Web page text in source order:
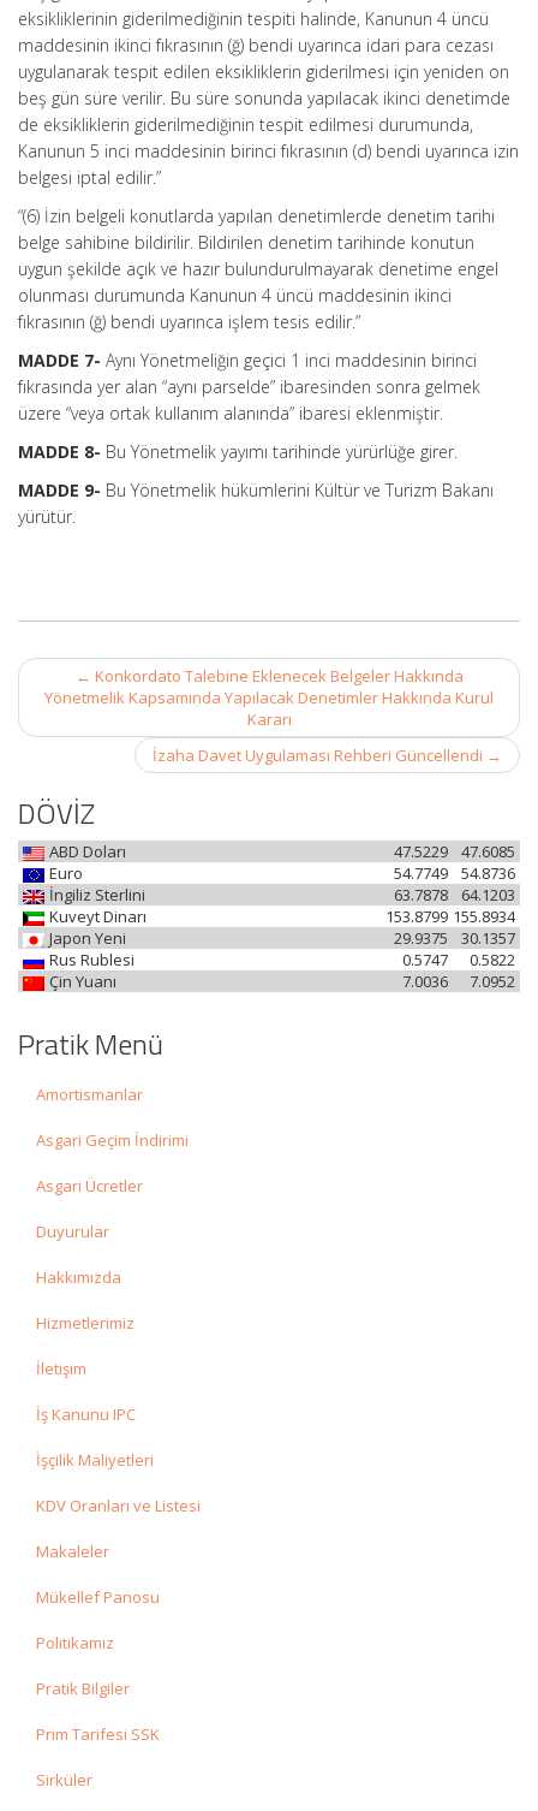
eksikliklerinin giderilmediğinin tespiti halinde, Kanunun 4 üncü
maddesinin ikinci fıkrasının (ğ) bendi uyarınca idari para cezası
uygulanarak tespit edilen eksikliklerin giderilmesi için yeniden on
beş gün süre verilir. Bu süre sonunda yapılacak ikinci denetimde
de eksikliklerin giderilmediğinin tespit edilmesi durumunda,
Kanunun 5 inci maddesinin birinci fıkrasının (d) bendi uyarınca izin
belgesi iptal edilir.”
“(6) İzin belgeli konutlarda yapılan denetimlerde denetim tarihi
belge sahibine bildirilir. Bildirilen denetim tarihinde konutun
uygun şekilde açık ve hazır bulundurulmayarak denetime engel
olunması durumunda Kanunun 4 üncü maddesinin ikinci
fıkrasının (ğ) bendi uyarınca işlem tesis edilir.”
MADDE 7- Aynı Yönetmeliğin geçici 1 inci maddesinin birinci
fıkrasında yer alan “aynı parselde” ibaresinden sonra gelmek
üzere “veya ortak kullanım alanında” ibaresi eklenmiştir.
MADDE 8- Bu Yönetmelik yayımı tarihinde yürürlüğe girer.
MADDE 9- Bu Yönetmelik hükümlerini Kültür ve Turizm Bakanı
yürütür.
Post
navigation
← Konkordato Talebine Eklenecek Belgeler Hakkında
Yönetmelik Kapsamında Yapılacak Denetimler Hakkında Kurul
Kararı
İzaha Davet Uygulaması Rehberi Güncellendi →
DÖVİZ
ABD Doları 47.6085
47.5229
Euro
54.8736
54.7749
İngiliz Sterlini
64.1203
63.7878
Kuveyt Dinarı
155.8934
153.8799
Japon Yeni
30.1357
29.9375
Rus Rublesi
0.5822
0.5747
Çin Yuanı
7.0952
7.0036
Pratik Menü
Amortismanlar
Asgari Geçim İndirimi
Asgari Ücretler
Duyurular
Hakkımızda
Hizmetlerimiz
İletişim
İş Kanunu IPC
İşçilik Maliyetleri
KDV Oranları ve Listesi
Makaleler
Mükellef Panosu
Politikamız
Pratik Bilgiler
Prim Tarifesi SSK
Sirküler